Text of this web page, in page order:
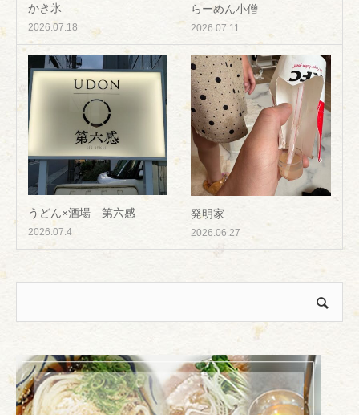
かき氷
2026.07.18
らーめん小僧
2026.07.11
うどん×酒場 第六感
2026.07.4
発明家
2026.06.27